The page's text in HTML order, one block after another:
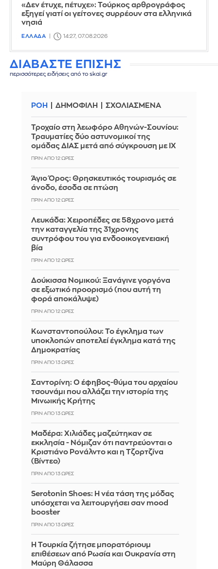
«Δεν έτυχε, πέτυχε»: Τούρκος αρθρογράφος
εξηγεί γιατί οι γείτονες συρρέουν στα ελληνικά
νησιά
ΕΛΛΑΔΑ 14:27, 07.08.2026
ΔΙΑΒΑΣΤΕ ΕΠΙΣΗΣ
περισσότερες ειδήσεις από το skai.gr
ΡΟΗ ΔΗΜΟΦΙΛΗ ΣΧΟΛΙΑΣΜΕΝΑ
Τροχαίο στη λεωφόρο Αθηνών-Σουνίου:
Τραυματίες δύο αστυνομικοί της
ομάδας ΔΙΑΣ μετά από σύγκρουση με ΙΧ
ΠΡΙΝ ΑΠΌ 12 ΏΡΕΣ
Άγιο Όρος: Θρησκευτικός τουρισμός σε
άνοδο, έσοδα σε πτώση
ΠΡΙΝ ΑΠΌ 12 ΏΡΕΣ
Λευκάδα: Χειροπέδες σε 58χρονο μετά
την καταγγελία της 31χρονης
συντρόφου του για ενδοοικογενειακή
βία
ΠΡΙΝ ΑΠΌ 12 ΏΡΕΣ
Δούκισσα Νομικού: Ξανάγινε γοργόνα
σε εξωτικό προορισμό (που αυτή τη
φορά αποκάλυψε)
ΠΡΙΝ ΑΠΌ 12 ΏΡΕΣ
Κωνσταντοπούλου: Το έγκλημα των
υποκλοπών αποτελεί έγκλημα κατά της
Δημοκρατίας
ΠΡΙΝ ΑΠΌ 13 ΏΡΕΣ
Σαντορίνη: Ο έφηβος-θύμα του αρχαίου
τσουνάμι που αλλάζει την ιστορία της
Μινωικής Κρήτης
ΠΡΙΝ ΑΠΌ 13 ΏΡΕΣ
Μαδέρα: Χιλιάδες μαζεύτηκαν σε
εκκλησία - Νόμιζαν ότι παντρεύονται ο
Κριστιάνο Ρονάλντο και η Τζορτζίνα
(Βίντεο)
ΠΡΙΝ ΑΠΌ 13 ΏΡΕΣ
Serotonin Shoes: Η νέα τάση της μόδας
υπόσχεται να λειτουργήσει σαν mood
booster
ΠΡΙΝ ΑΠΌ 13 ΏΡΕΣ
Η Τουρκία ζήτησε μπορατόριουμ
επιθέσεων από Ρωσία και Ουκρανία στη
Μαύρη Θάλασσα